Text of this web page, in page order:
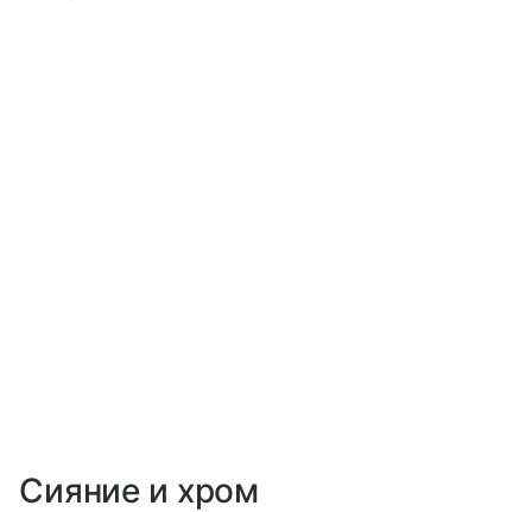
Сияние и хром